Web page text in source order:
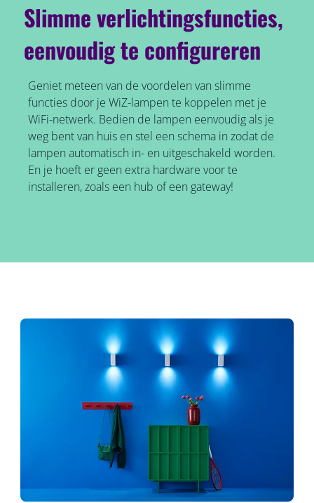
Slimme verlichtingsfuncties,
eenvoudig te configureren
Geniet meteen van de voordelen van slimme
functies door je WiZ-lampen te koppelen met je
WiFi-netwerk. Bedien de lampen eenvoudig als je
weg bent van huis en stel een schema in zodat de
lampen automatisch in- en uitgeschakeld worden.
En je hoeft er geen extra hardware voor te
installeren, zoals een hub of een gateway!